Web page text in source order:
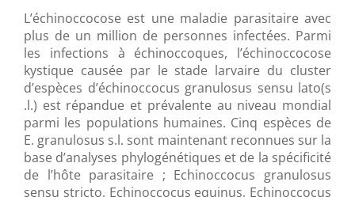
L’échinoccocose est une maladie parasitaire avec
plus de un million de personnes infectées. Parmi
les infections à échinoccoques, l’échinoccocose
kystique causée par le stade larvaire du cluster
d’espèces d’échinoccocus granulosus sensu lato(s
.l.) est répandue et prévalente au niveau mondial
parmi les populations humaines. Cinq espèces de
E. granulosus s.l. sont maintenant reconnues sur la
base d’analyses phylogénétiques et de la spécificité
de l’hôte parasitaire ; Echinoccocus granulosus
sensu stricto, Echinoccocus equinus, Echinoccocus